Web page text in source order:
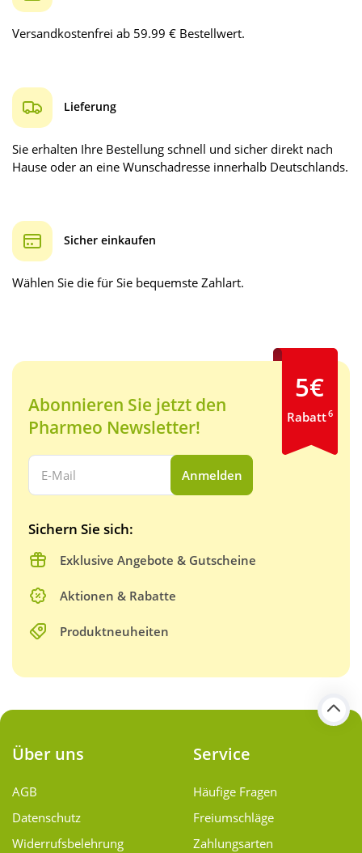
Versandkostenfrei ab 59.99 € Bestellwert.
Lieferung
Sie erhalten Ihre Bestellung schnell und sicher direkt nach
Hause oder an eine Wunschadresse innerhalb Deutschlands.
Sicher einkaufen
Wählen Sie die für Sie bequemste Zahlart.
Abonnieren Sie jetzt den
Pharmeo Newsletter!
Ihre E-Mail Adresse:
Anmelden
Sichern Sie sich:
Exklusive Angebote & Gutscheine
Aktionen & Rabatte
Produktneuheiten
5€
Rabatt6
Über uns
AGB
Datenschutz
Widerrufsbelehrung
Service
Häufige Fragen
Freiumschläge
Zahlungsarten